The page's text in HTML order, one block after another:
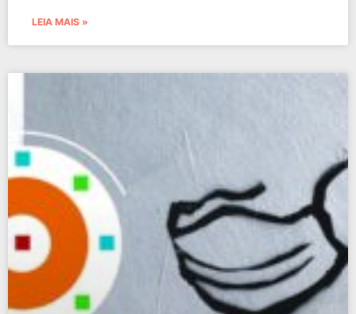
LEIA MAIS »